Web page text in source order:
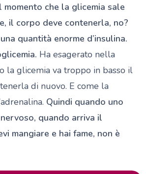
momento che la glicemia sale
il corpo deve contenerla, no?
quantità enorme d’insulina.
Ha esagerato nella
la glicemia va troppo in basso il
di nuovo. E come la
Quindi quando uno
quando arriva il
mangiare e hai fame, non è